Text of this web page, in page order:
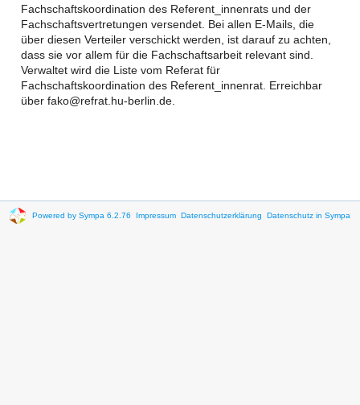
Fachschaftskoordination des Referent_innenrats und der
Fachschaftsvertretungen versendet. Bei allen E-Mails, die
über diesen Verteiler verschickt werden, ist darauf zu achten,
dass sie vor allem für die Fachschaftsarbeit relevant sind.
Verwaltet wird die Liste vom Referat für
Fachschaftskoordination des Referent_innenrat. Erreichbar
über fako@refrat.hu-berlin.de.
Powered by Sympa 6.2.76 Impressum Datenschutzerklärung Datenschutz in Sympa